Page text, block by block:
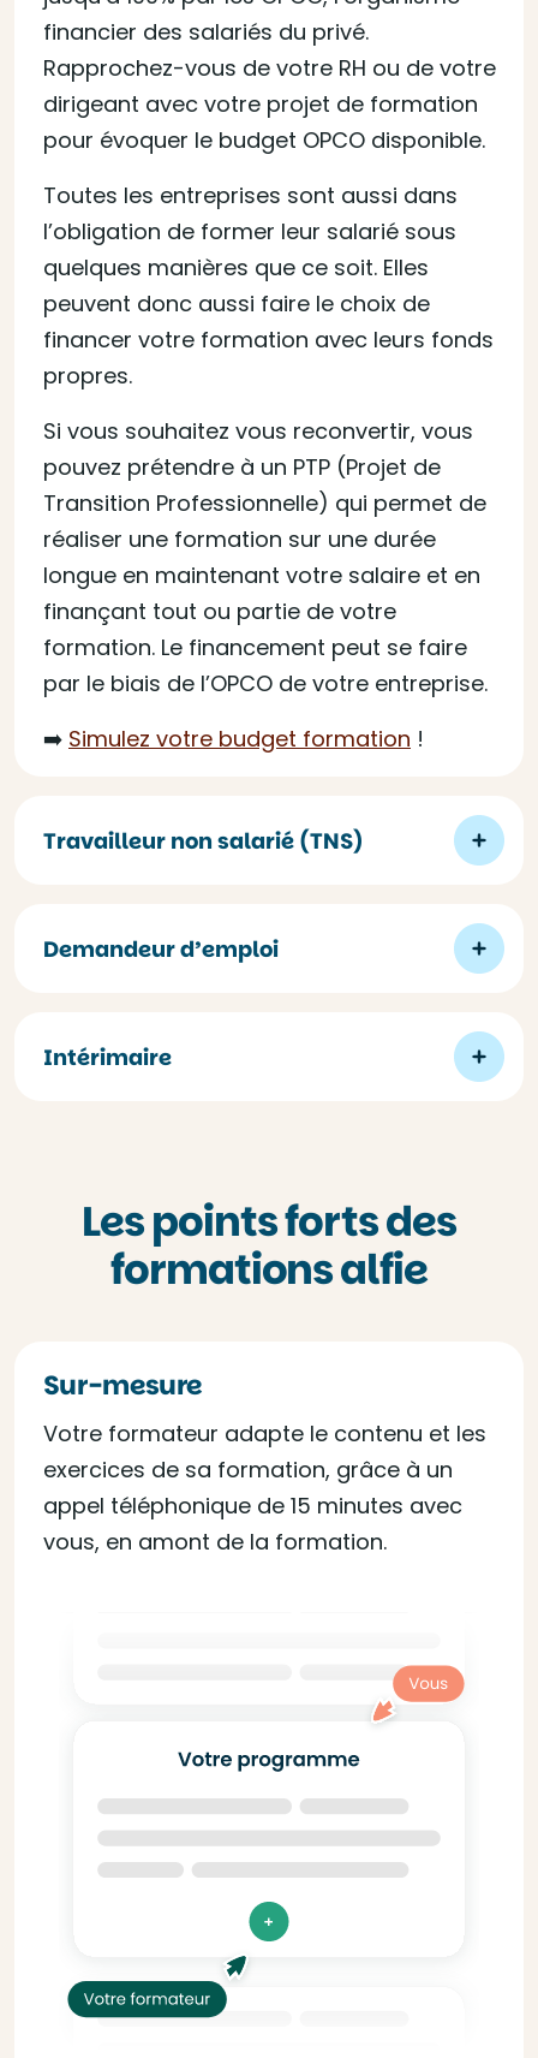
financier des salariés du privé.
Rapprochez-vous de votre RH ou de votre
dirigeant avec votre projet de formation
pour évoquer le budget OPCO disponible.
Toutes les entreprises sont aussi dans
l’obligation de former leur salarié sous
quelques manières que ce soit. Elles
peuvent donc aussi faire le choix de
financer votre formation avec leurs fonds
propres.
Si vous souhaitez vous reconvertir, vous
pouvez prétendre à un PTP (Projet de
Transition Professionnelle) qui permet de
réaliser une formation sur une durée
longue en maintenant votre salaire et en
finançant tout ou partie de votre
formation. Le financement peut se faire
par le biais de l’OPCO de votre entreprise.
➡️ Simulez votre budget formation !
Travailleur non salarié (TNS)
Demandeur d’emploi
Intérimaire
Les points forts des
formations alfie
Sur-mesure
Votre formateur adapte le contenu et les
exercices de sa formation, grâce à un
appel téléphonique de 15 minutes avec
vous, en amont de la formation.